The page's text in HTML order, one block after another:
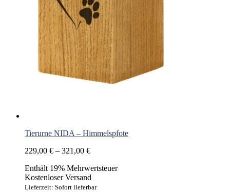
Tierurne NIDA – Himmelspfote
229,00 € – 321,00 €Preisspanne:
bis
321,00 €
Enthält 19% Mehrwertsteuer
Kostenloser Versand
Lieferzeit: Sofort lieferbar